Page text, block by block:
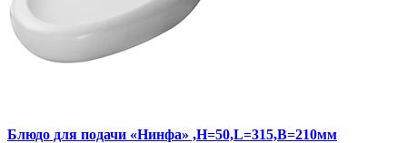
Блюдо для подачи «Нинфа» ,H=50,L=315,B=210мм